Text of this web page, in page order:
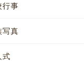
行事
写真
式